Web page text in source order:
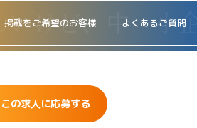
掲載をご希望のお客様 よくあるご質問
この求人に応募する